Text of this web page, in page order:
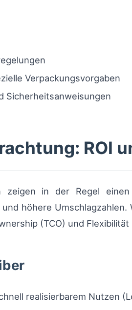
Verpackungsvorgaben
Sicherheitsanweisungen
ROI
zeigen in der Regel
höhere
(TCO) und
realisierbarem Nutzen